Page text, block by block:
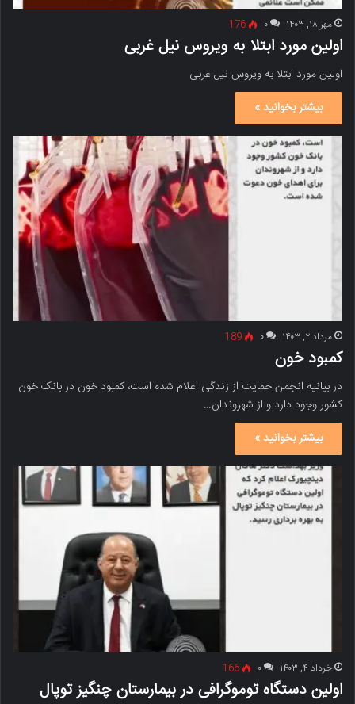
مهر ۱۸, ۱۴۰۳ ۰ 176
اولین مورد ابتلا به ویروس نیل غربی
اولین مورد ابتلا به ویروس نیل غربی
بیشتر بخوانید »
مرداد ۲, ۱۴۰۳ ۰ 189
کمبود خون
در بیانیه انجمن حمایت از زندگی اعلام شده است، کمبود خون در بانک خون
کشور وجود دارد و از شهروندان…
بیشتر بخوانید »
خرداد ۴, ۱۴۰۳ ۰ 166
اولین دستگاه توموگرافی در بیمارستان چنگیز توپال